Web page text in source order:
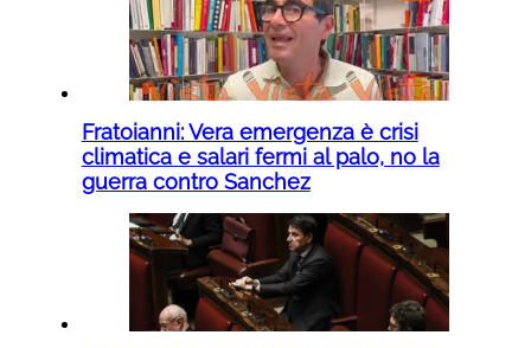
Fratoianni: Vera emergenza è crisi
climatica e salari fermi al palo, no la
guerra contro Sanchez